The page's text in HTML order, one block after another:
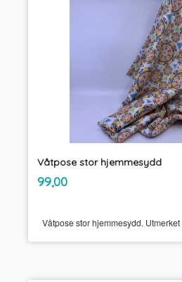
Våtpose stor hjemmesydd
Pris
99,00mva.
Våtpose stor hjemmesydd. Utmerket